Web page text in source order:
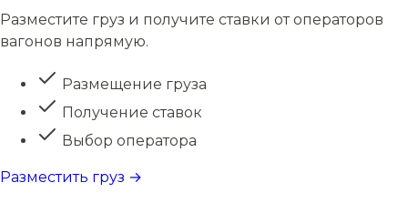
Разместите груз и получите ставки от операторов
вагонов напрямую.
Размещение груза
Получение ставок
Выбор оператора
Разместить груз →